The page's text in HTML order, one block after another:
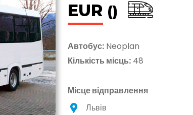
EUR ()
Автобус: Neoplan
Кількість місць: 48
Місце відправлення
Львів